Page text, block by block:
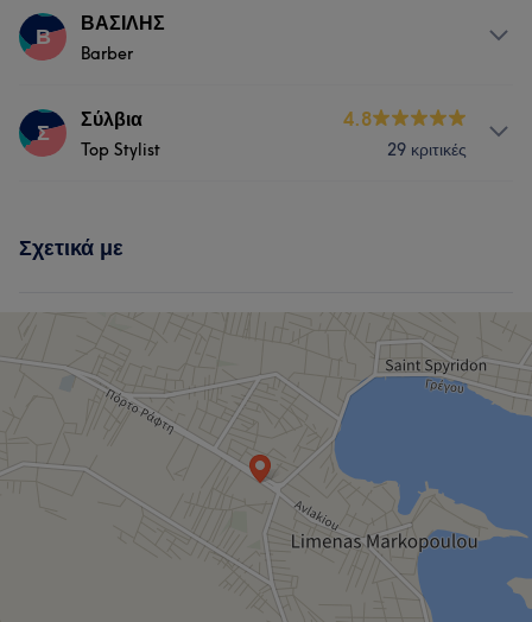
Υπηρεσίες
Β ΒΑΣΙΛΗΣ
Barber
Υπηρεσίες
Σ Σύλβια
Top Stylist
4.8
29 κριτικές
Μαλλιά
Σχετικά με